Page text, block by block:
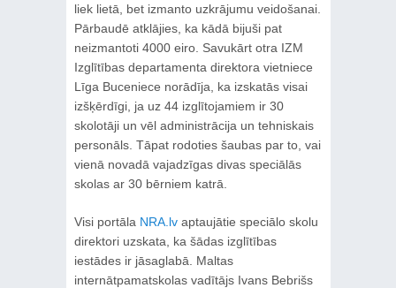
liek lietā, bet izmanto uzkrājumu veidošanai.
Pārbaudē atklājies, ka kādā bijuši pat
neizmantoti 4000 eiro. Savukārt otra IZM
Izglītības departamenta direktora vietniece
Līga Buceniece norādīja, ka izskatās visai
izšķērdīgi, ja uz 44 izglītojamiem ir 30
skolotāji un vēl administrācija un tehniskais
personāls. Tāpat rodoties šaubas par to, vai
vienā novadā vajadzīgas divas speciālās
skolas ar 30 bērniem katrā.
Visi portāla NRA.lvaptaujātie speciālo skolu
direktori uzskata, ka šādas izglītības
iestādes ir jāsaglabā. Maltas
internātpamatskolas vadītājs Ivans Bebrišs